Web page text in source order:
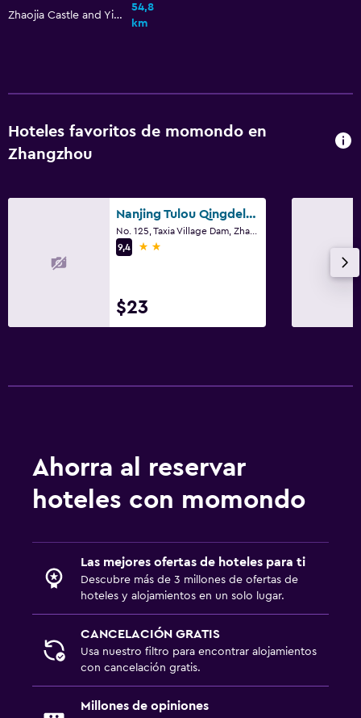
Zhaojia Castle and Yian Castle
54,8
km
Hoteles favoritos de momondo en
Zhangzhou
Nanjing Tulou Qingdelou Inn
9,4
2 estrellas
$23
Ahorra al reservar
hoteles con momondo
Las mejores ofertas de hoteles para ti
Descubre más de 3 millones de ofertas de
hoteles y alojamientos en un solo lugar.
CANCELACIÓN GRATIS
Usa nuestro filtro para encontrar alojamientos
con cancelación gratis.
Millones de opiniones